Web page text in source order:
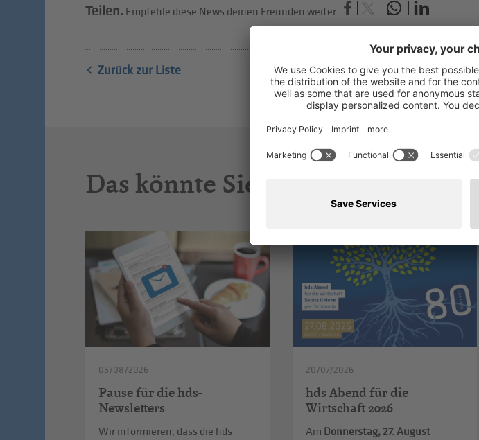
Teilen. Empfehle diese News deinen Freunden weiter.
Zurück zur Liste
Das könnte Sie auch interessieren
05/08/2026
Pause für die hds-
Newsletters
Wir informieren, dass die hds-
20/07/2026
hds Abend für die
Wirtschaft 2026
Am Donnerstag, 27. August